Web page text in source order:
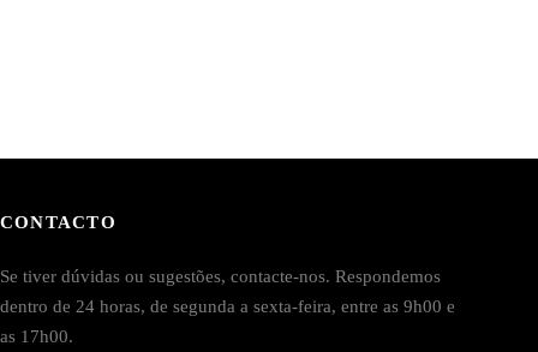
CONTACTO
Se tiver dúvidas ou sugestões, contacte-nos. Respondemos
dentro de 24 horas, de segunda a sexta-feira, entre as 9h00 e
as 17h00.